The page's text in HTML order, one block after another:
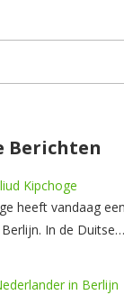
Berichten
Kipchoge
heeft vandaag
In de Duitse…
in Berlijn